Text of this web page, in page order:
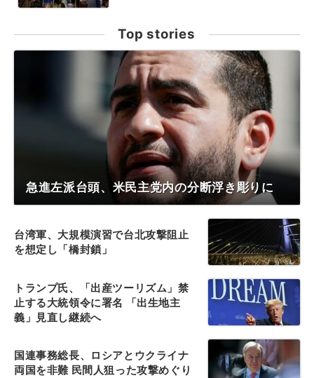
Top stories
急進左派台頭、米民主党内の分断浮き彫りに
台湾軍、大規模演習で台北攻撃阻止
を想定し「橋封鎖」
トランプ氏、「出産ツーリズム」禁
止する大統領令に署名 「出生地主
義」見直し継続へ
国連事務総長、ロシアとウクライナ
両国を非難 民間人狙った攻撃めぐり